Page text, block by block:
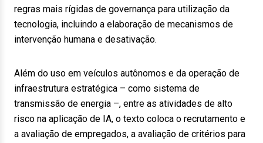
regras mais rígidas de governança para utilização da
tecnologia, incluindo a elaboração de mecanismos de
intervenção humana e desativação.
Além do uso em veículos autônomos e da operação de
infraestrutura estratégica – como sistema de
transmissão de energia –, entre as atividades de alto
risco na aplicação de IA, o texto coloca o recrutamento e
a avaliação de empregados, a avaliação de critérios para